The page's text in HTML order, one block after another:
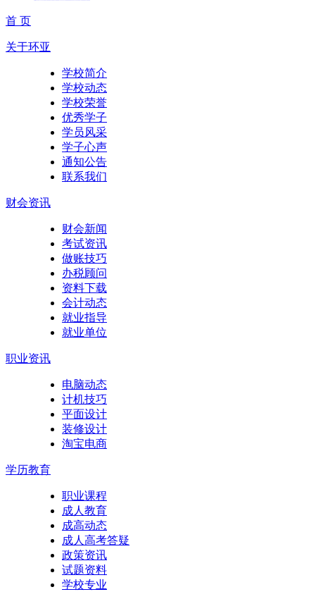
首 页
关于环亚
学校简介
学校动态
学校荣誉
优秀学子
学员风采
学子心声
通知公告
联系我们
财会资讯
财会新闻
考试资讯
做账技巧
办税顾问
资料下载
会计动态
就业指导
就业单位
职业资讯
电脑动态
计机技巧
平面设计
装修设计
淘宝电商
学历教育
职业课程
成人教育
成高动态
成人高考答疑
政策资讯
试题资料
学校专业